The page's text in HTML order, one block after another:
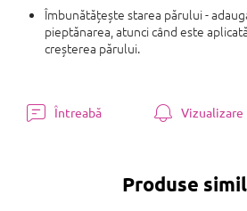
Îmbunătățește starea părului -
pieptănarea, atunci când este
creșterea părului.
Întreabă Vizualizare
Produse